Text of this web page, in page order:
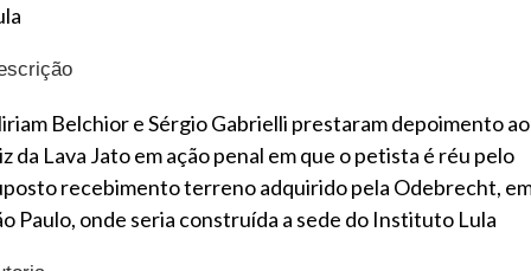
Belchior e Sérgio Gabrielli prestaram depoimento ao
da Lava Jato em ação penal em que o petista é réu pelo
recebimento terreno adquirido pela Odebrecht,
Paulo, onde seria construída a sede do Instituto Lula